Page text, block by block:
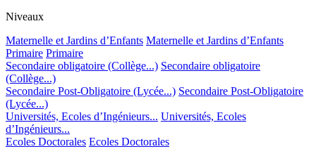
Niveaux
Maternelle et Jardins d’Enfants Maternelle et Jardins d’Enfants
Primaire Primaire
Secondaire obligatoire (Collège...) Secondaire obligatoire
(Collège...)
Secondaire Post-Obligatoire (Lycée...) Secondaire Post-Obligatoire
(Lycée...)
Universités, Ecoles d’Ingénieurs... Universités, Ecoles
d’Ingénieurs...
Ecoles Doctorales Ecoles Doctorales